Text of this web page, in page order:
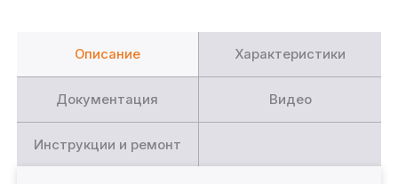
Описание Характеристики
Документация Видео
Инструкции и ремонт